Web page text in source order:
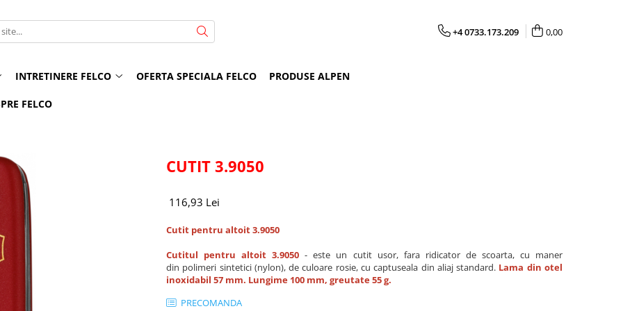
+4 0733.173.209 0,00
INTRETINERE FELCO OFERTA SPECIALA FELCO PRODUSE ALPEN
FELCO
CUTIT 3.9050
116,93 Lei
Cutit pentru altoit 3.9050
Cutitul pentru altoit 3.9050 - este un cutit usor, fara ridicator de scoarta, cu maner
din polimeri sintetici (nylon), de culoare rosie, cu captuseala din aliaj standard. Lama din otel
inoxidabil 57 mm. Lungime 100 mm, greutate 55 g.
PRECOMANDA